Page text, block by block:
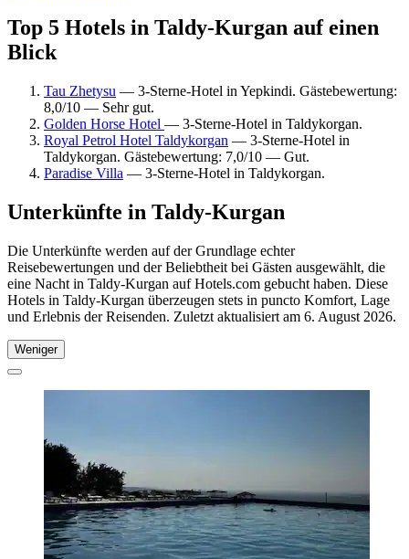
Top 5 Hotels in Taldy-Kurgan auf einen
Blick
Tau Zhetysu — 3-Sterne-Hotel in Yepkindi. Gästebewertung:
8,0/10 — Sehr gut.
Golden Horse Hotel — 3-Sterne-Hotel in Taldykorgan.
Royal Petrol Hotel Taldykorgan — 3-Sterne-Hotel in
Taldykorgan. Gästebewertung: 7,0/10 — Gut.
Paradise Villa — 3-Sterne-Hotel in Taldykorgan.
Unterkünfte in Taldy-Kurgan
Die Unterkünfte werden auf der Grundlage echter
Reisebewertungen und der Beliebtheit bei Gästen ausgewählt, die
eine Nacht in Taldy-Kurgan auf Hotels.com gebucht haben. Diese
Hotels in Taldy-Kurgan überzeugen stets in puncto Komfort, Lage
und Erlebnis der Reisenden. Zuletzt aktualisiert am 6. August 2026.
Weniger